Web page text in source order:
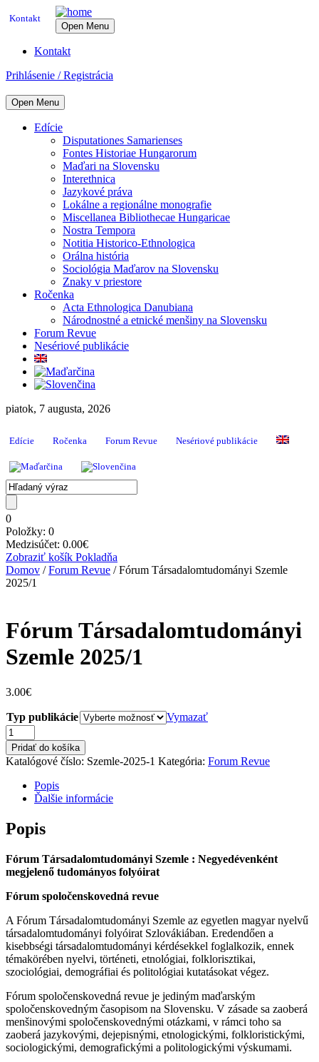
Kontakt
Open Menu
Kontakt
Prihlásenie / Registrácia
Open Menu
Edície
Disputationes Samarienses
Fontes Historiae Hungarorum
Maďari na Slovensku
Interethnica
Jazykové práva
Lokálne a regionálne monografie
Miscellanea Bibliothecae Hungaricae
Nostra Tempora
Notitia Historico-Ethnologica
Orálna história
Sociológia Maďarov na Slovensku
Znaky v priestore
Ročenka
Acta Ethnologica Danubiana
Národnostné a etnické menšiny na Slovensku
Forum Revue
Nesériové publikácie
piatok, 7 augusta, 2026
Edície Ročenka Forum Revue Nesériové publikácie
0
Položky: 0
Medzisúčet: 0.00€
Zobraziť košík Pokladňa
Domov /Forum Revue / Fórum Társadalomtudományi Szemle
2025/1
Fórum Társadalomtudományi
Szemle 2025/1
3.00€
Typ publikácie
Vymazať
množstvo
Fórum
Társadalomtudományi
Szemle
2025/1
Pridať do košíka
Katalógové číslo: Szemle-2025-1 Kategória: Forum Revue
Popis
Ďalšie informácie
Popis
Fórum Társadalomtudományi Szemle : Negyedévenként
megjelenő tudományos folyóirat
Fórum spoločenskovedná revue
A Fórum Társadalomtudományi Szemle az egyetlen magyar nyelvű
társadalomtudományi folyóirat Szlovákiában. Eredendően a
kisebbségi társadalomtudományi kérdésekkel foglalkozik, ennek
témakörében nyelvi, történeti, etnológiai, folklorisztikai,
szociológiai, demográfiai és politológiai kutatásokat végez.
Fórum spoločenskovedná revue je jediným maďarským
spoločenskovedným časopisom na Slovensku. V zásade sa zaoberá
menšinovými spoločenskovednými otázkami, v rámci toho sa
zaoberá jazykovými, dejepisnými, etnologickými, folkloristickými,
sociologickými, demografickými a politologickými výskumami.